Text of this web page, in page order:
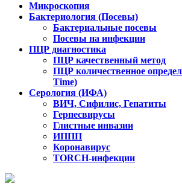
Микроскопия
Бактериология (Посевы)
Бактериальные посевы
Посевы на инфекции
ПЦР диагностика
ПЦР качественный метод
ПЦР количественное
Time)
Серология (ИФА)
ВИЧ, Сифилис, Гепатиты
Герпесвирусы
Глистные инвазии
ИППП
Коронавирус
TORCH-инфекции